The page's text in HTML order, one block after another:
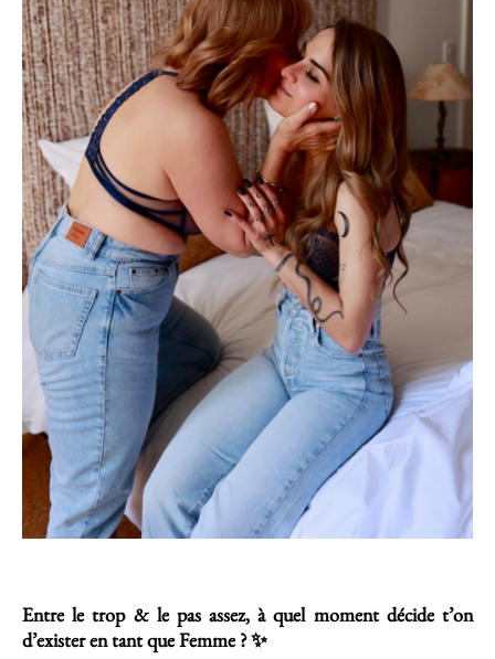
Entre le trop & le pas assez, à quel moment décide t’on
d’exister en tant que Femme ? ✨